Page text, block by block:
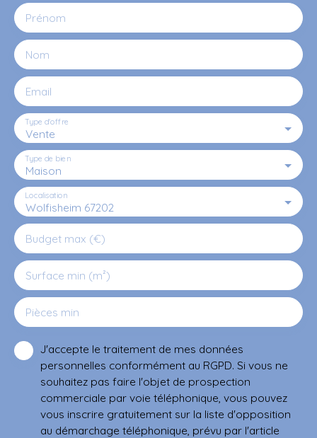
Prénom
Nom
Email
Vente
Type d'offre
Maison
Type de bien
Wolfisheim 67202
Localisation
Budget max (€)
Surface min (m²)
Pièces min
J'accepte le traitement de mes données
personnelles conformément au RGPD. Si vous ne
souhaitez pas faire l'objet de prospection
commerciale par voie téléphonique, vous pouvez
vous inscrire gratuitement sur la liste d'opposition
au démarchage téléphonique, prévu par l'article